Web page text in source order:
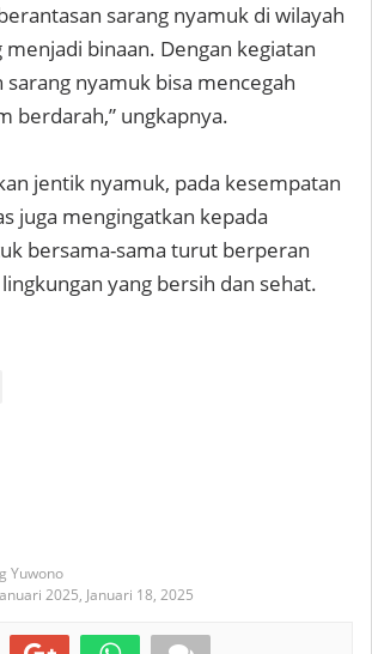
sarang nyamuk di wilayah
menjadi binaan. Dengan kegiatan
nyamuk bisa mencegah
berdarah,” ungkapnya.
jentik nyamuk, pada kesempatan
juga mengingatkan kepada
bersama-sama turut berperan
yang bersih dan sehat.
Yuwono
2025, Januari 18, 2025